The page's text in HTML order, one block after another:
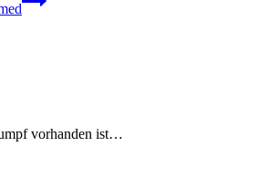
vorhanden ist…